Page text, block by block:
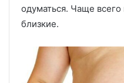
одуматься. Чаще
близкие.